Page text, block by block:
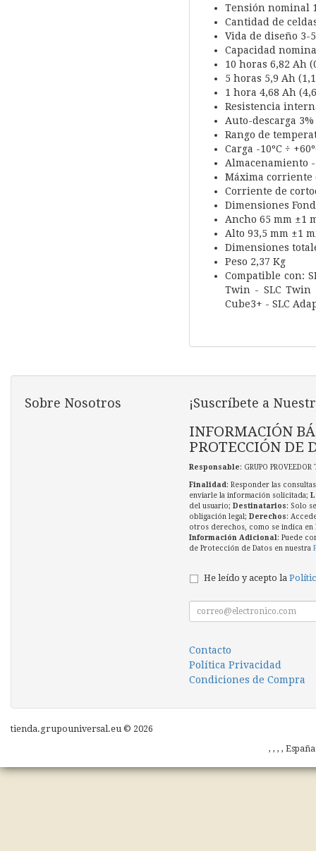
Tensión nominal
Cantidad de
Vida de diseño 3-
Capacidad
10 horas 6,82 Ah
5 horas 5,9 Ah
1 hora 4,68 Ah
Resistencia
Auto-descarga
Rango de
Carga -10ºC ÷
Almacenamiento -
Máxima corriente
Corriente de
Dimensiones
Ancho 65 mm ±1
Alto 93,5 mm ±1
Dimensiones
Peso 2,37 Kg
Compatible con:
Twin - SLC Twin
Cube3+ - SLC
Sobre Nosotros ¡Suscríbete a
INFORMACIÓN
PROTECCIÓN DE
Responsable: GRUPO
Finalidad : Responder las
enviarle la información solicitada;
del usuario; Destinatarios: Solo
obligación legal; Derechos:
otros derechos, como se indica en
Información Adicional : Puede
de Protección de Datos en nuestra
He leído y acepto la
Contacto
Política Privacidad
Condiciones de Compra
tienda.grupouniversal.eu © 2026
, , , ,